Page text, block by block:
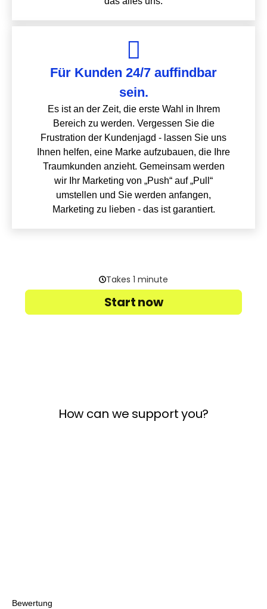
Für Kunden 24/7 auffindbar
sein.
Es ist an der Zeit, die erste Wahl in Ihrem
Bereich zu werden. Vergessen Sie die
Frustration der Kundenjagd - lassen Sie uns
Ihnen helfen, eine Marke aufzubauen, die Ihre
Traumkunden anzieht. Gemeinsam werden
wir Ihr Marketing von „Push“ auf „Pull“
umstellen und Sie werden anfangen,
Marketing zu lieben - das ist garantiert.
Bewertung